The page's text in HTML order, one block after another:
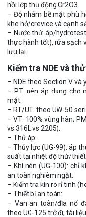
hồi lớp thụ động Cr2O3.
– Độ nhám bề mặt phù
khe hở/crevice và cạnh
– Nước thử áp/
thực hành tốt), rửa sạch
lưu lại.
Kiểm tra NDE và
– NDE theo Section V và
– PT: nên áp dụng cho
mặt.
– RT/UT: theo UW-50
– VT: 100% vùng hàn;
vs 316L vs 2205).
– Thử áp:
– Thủy lực (UG-99): áp
suất tại nhiệt độ thử/thiết
– Khí nén (UG-100): chỉ
an toàn nghiêm ngặt.
– Kiểm tra kín rò rỉ tinh
– Thiết bị an toàn:
– Van an toàn/đĩa nổ
theo UG-125 trở đi; tài